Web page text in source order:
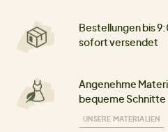
Bestellungen bis
sofort versendet
Angenehme
bequeme Schnitte
UNSERE MATERIALIEN